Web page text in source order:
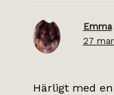
Emma
27
Härligt med